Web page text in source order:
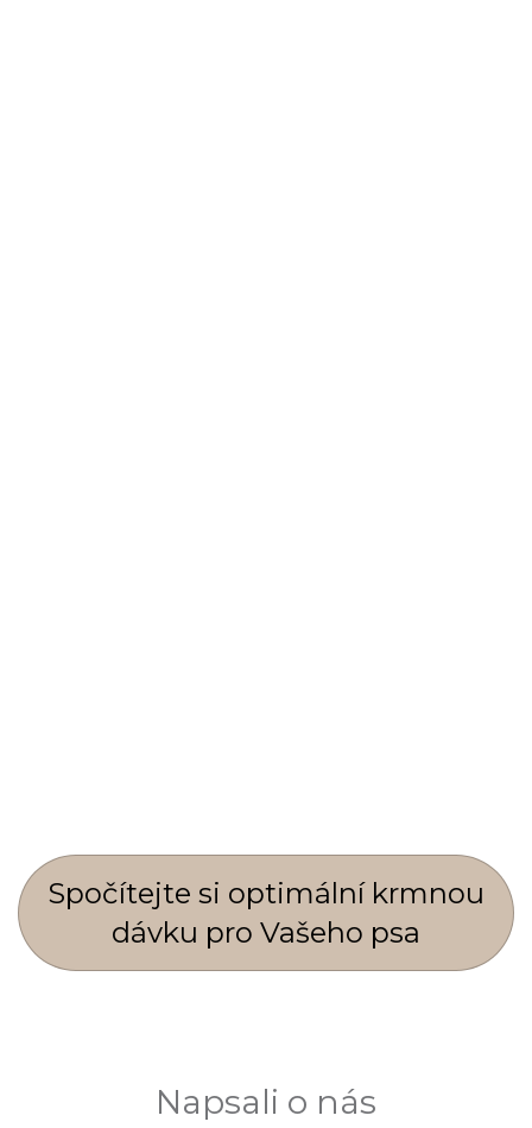
Spočí­tejte si optimální krmnou
dávku pro Vašeho psa
Napsali o nás